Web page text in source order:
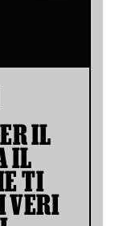
IL
IL
TI
VERI